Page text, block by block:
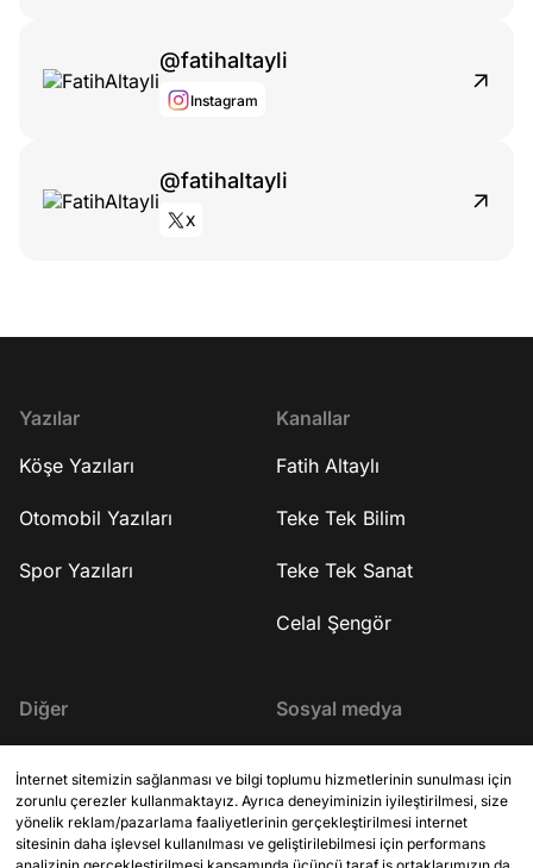
@fatihaltayli
Instagram
@fatihaltayli
X
Yazılar
Köşe Yazıları
Otomobil Yazıları
Spor Yazıları
Kanallar
Fatih Altaylı
Teke Tek Bilim
Teke Tek Sanat
Celal Şengör
Diğer
KVKK Aydınlatma Metni
Site Kuralları
Sosyal medya
YouTube
İnternet sitemizin sağlanması ve bilgi toplumu hizmetlerinin sunulması için
zorunlu çerezler kullanmaktayız. Ayrıca deneyiminizin iyileştirilmesi, size
yönelik reklam/pazarlama faaliyetlerinin gerçekleştirilmesi internet
sitesinin daha işlevsel kullanılması ve geliştirilebilmesi için performans